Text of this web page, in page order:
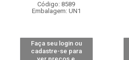
Código: 8589
Embalagem: UN1
Faça seu login ou
cadastre-se para